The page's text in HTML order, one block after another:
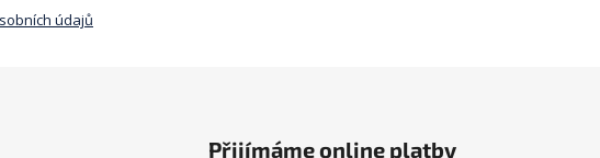
údajů
Přijímáme online platby